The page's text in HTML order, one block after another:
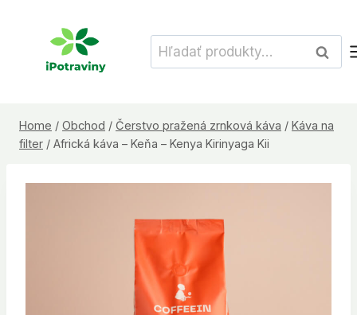
Hľadať:
Home / Obchod / Čerstvo pražená zrnková káva / Káva na
filter / Africká káva – Keňa – Kenya Kirinyaga Kii